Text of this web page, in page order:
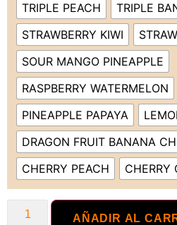
TRIPLE PEACH
TRIPLE
STRAWBERRY KIWI
SOUR MANGO PINEAPPLE
RASPBERRY WATERMELON
PINEAPPLE PAPAYA
DRAGON FRUIT BANANA
CHERRY PEACH
CHERRY
AÑADIR AL